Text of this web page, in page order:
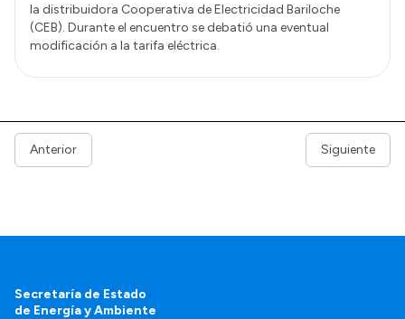
la distribuidora Cooperativa de Electricidad Bariloche
(CEB). Durante el encuentro se debatió una eventual
modificación a la tarifa eléctrica.
Anterior Siguiente
Secretaría de Estado
de Energía y Ambiente